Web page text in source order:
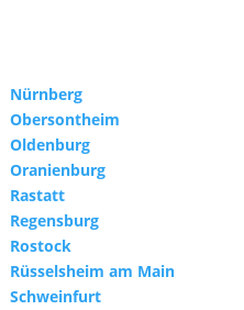
Nürnberg
Obersontheim
Oldenburg
Oranienburg
Rastatt
Regensburg
Rostock
Rüsselsheim am Main
Schweinfurt